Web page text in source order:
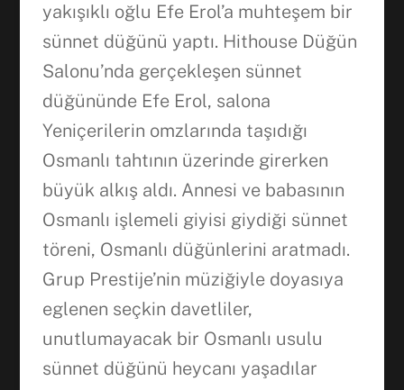
yakışıklı oğlu Efe Erol’a muhteşem bir
sünnet düğünü yaptı. Hithouse Düğün
Salonu’nda gerçekleşen sünnet
düğününde Efe Erol, salona
Yeniçerilerin omzlarında taşıdığı
Osmanlı tahtının üzerinde girerken
büyük alkış aldı. Annesi ve babasının
Osmanlı işlemeli giyisi giydiği sünnet
töreni, Osmanlı düğünlerini aratmadı.
Grup Prestije’nin müziğiyle doyasıya
eglenen seçkin davetliler,
unutlumayacak bir Osmanlı usulu
sünnet düğünü heycanı yaşadılar